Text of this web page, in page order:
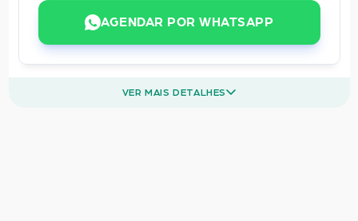
AGENDAR POR WHATSAPP
VER MAIS DETALHES